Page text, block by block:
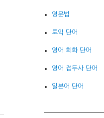
영문법
토익 단어
영어 회화 단어
영어 접두사 단어
일본어 단어